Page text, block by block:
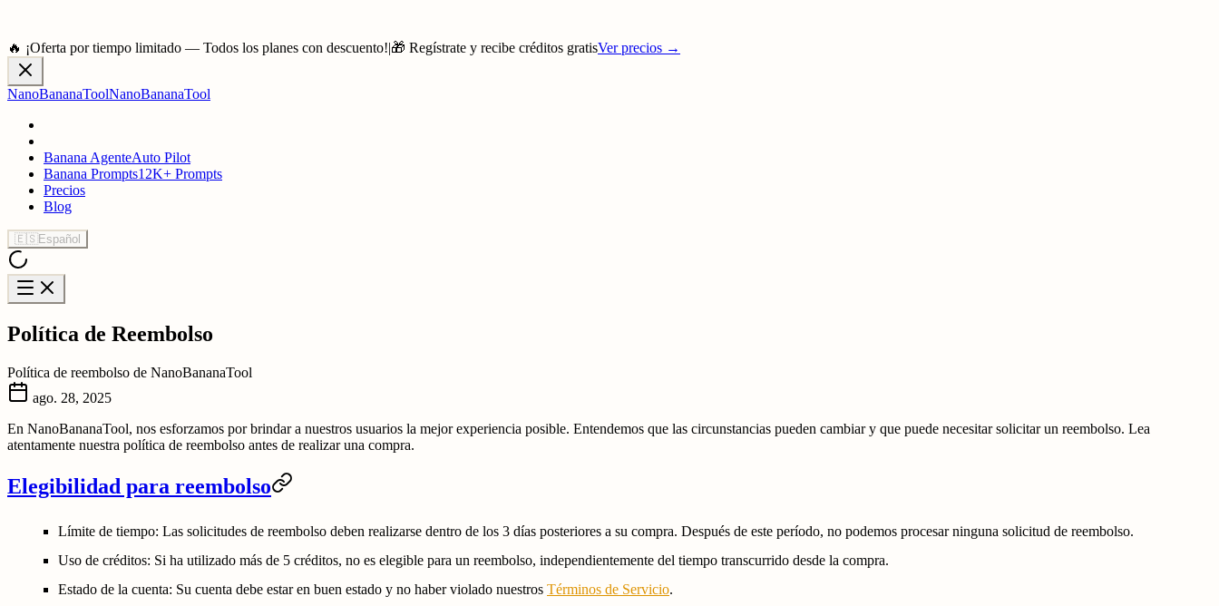
🔥 ¡Oferta por tiempo limitado — Todos los planes con descuento!|🎁 Regístrate y recibe créditos gratisVer precios →
NanoBananaToolNanoBananaTool
Banana AgenteAuto Pilot
Banana Prompts12K+ Prompts
Precios
Blog
🇪🇸Español
Política de Reembolso
Política de reembolso de NanoBananaTool
ago. 28, 2025
En NanoBananaTool, nos esforzamos por brindar a nuestros usuarios la mejor experiencia posible. Entendemos que las circunstancias pueden cambiar y que puede necesitar solicitar un reembolso. Lea
atentamente nuestra política de reembolso antes de realizar una compra.
Elegibilidad para reembolso
Límite de tiempo: Las solicitudes de reembolso deben realizarse dentro de los 3 días posteriores a su compra. Después de este período, no podemos procesar ninguna solicitud de reembolso.
Uso de créditos: Si ha utilizado más de 5 créditos, no es elegible para un reembolso, independientemente del tiempo transcurrido desde la compra.
Estado de la cuenta: Su cuenta debe estar en buen estado y no haber violado nuestros Términos de Servicio.